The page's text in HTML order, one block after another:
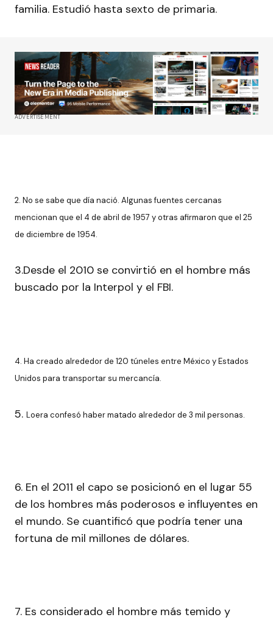
familia. Estudió hasta sexto de primaria.
ADVERTISEMENT
2. No se sabe que día nació. Algunas fuentes cercanas
mencionan que el 4 de abril de 1957 y otras afirmaron que el 25
de diciembre de 1954.
3.Desde el 2010 se convirtió en el hombre más
buscado por la Interpol y el FBI.
4. Ha creado alrededor de 120 túneles entre México y Estados
Unidos para transportar su mercancía.
5. Loera confesó haber matado alrededor de 3 mil personas.
6. En el 2011 el capo se posicionó en el lugar 55
de los hombres más poderosos e influyentes en
el mundo. Se cuantificó que podría tener una
fortuna de mil millones de dólares.
7. Es considerado el hombre más temido y